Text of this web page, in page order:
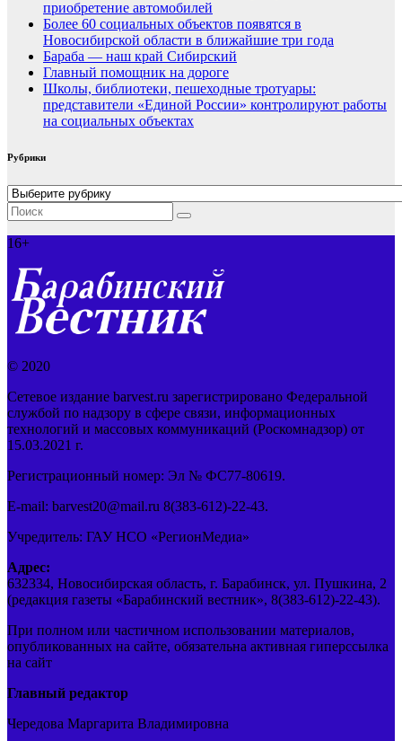
приобретение автомобилей
Более 60 социальных объектов появятся в
Новосибирской области в ближайшие три года
Бараба — наш край Сибирский
Главный помощник на дороге
Школы, библиотеки, пешеходные тротуары:
представители «Единой России» контролируют работы
на социальных объектах
Рубрики
Рубрики
16+
© 2020
Сетевое издание barvest.ru зарегистрировано Федеральной
службой по надзору в сфере связи, информационных
технологий и массовых коммуникаций (Роскомнадзор) от
15.03.2021 г.
Регистрационный номер: Эл № ФС77-80619.
E-mail: barvest20@mail.ru 8(383-612)-22-43.
Учредитель: ГАУ НСО «РегионМедиа»
Адрес:
632334, Новосибирская область, г. Барабинск, ул. Пушкина, 2
(редакция газеты «Барабинский вестник», 8(383-612)-22-43).
При полном или частичном использовании материалов,
опубликованных на сайте, обязательна активная гиперссылка
на сайт
Главный редактор
Чередова Маргарита Владимировна